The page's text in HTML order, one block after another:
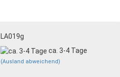
LA019g
ca. 3-4 Tage
(Ausland abweichend)